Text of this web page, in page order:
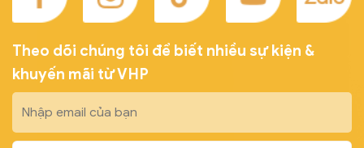
Theo dõi chúng tôi để biết nhiều sự kiện &
khuyến mãi từ VHP